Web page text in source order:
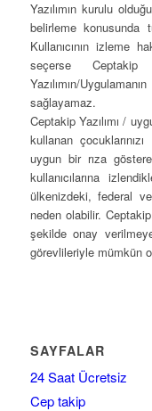
Yazılımın kurulu
belirleme konusunda
Kullanıcının izleme
seçerse
Yazılımın/
sağlayamaz.
Ceptakip Yazılımı /
kullanan
uygun bir rıza
kullanıcılarına
ülkenizdeki, federal
neden olabilir. Ceptakip
şekilde onay
görevlileriyle mümkün
SAYFALAR
24 Saat Ücretsiz
Cep takip